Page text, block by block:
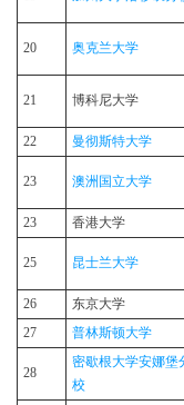
20 奥克兰大学
21 博科尼大学
22
曼彻斯特大学
23 澳洲国立大学
23
香港大学
25 昆士兰大学
26
东京大学
27
普林斯顿大学
28
密歇根大学安娜堡
校